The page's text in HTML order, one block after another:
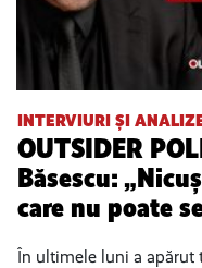
INTERVIURI ȘI
OUTSIDER
Băsescu:
care nu poate
În ultimele luni a apărut